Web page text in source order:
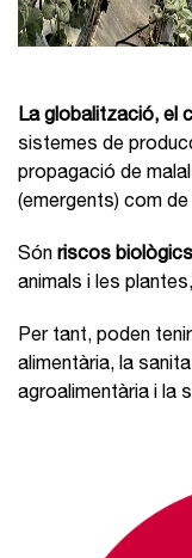
La globalització, el
sistemes de
propagació de
(emergents) com
Són riscos biològics
animals i les
Per tant, poden
alimentària, la
agroalimentària i la